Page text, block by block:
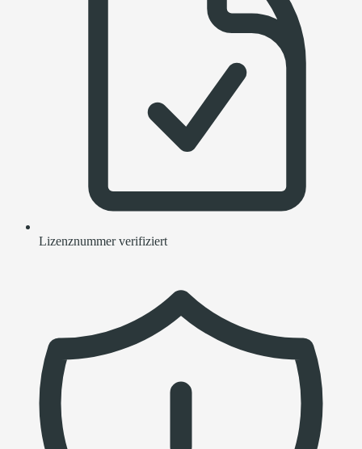
Lizenznummer verifiziert